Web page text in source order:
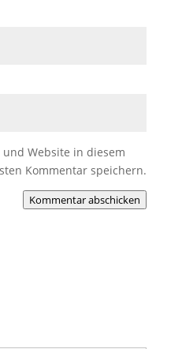
und Website in diesem
Kommentar speichern.
Kommentar abschicken